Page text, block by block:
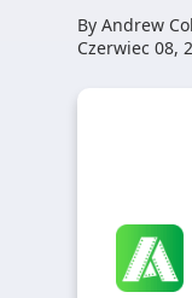
By Andrew
Czerwiec 08,